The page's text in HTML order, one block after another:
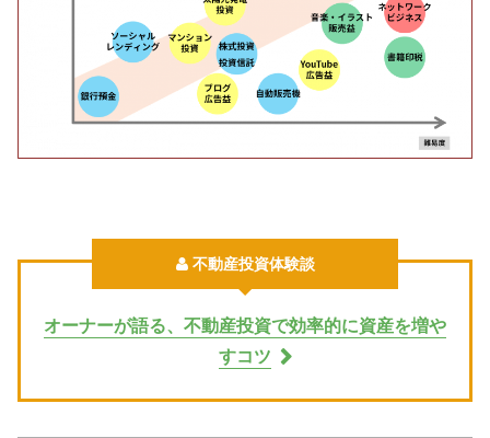
不動産投資体験談
オーナーが語る、不動産投資で効率的に資産を増や
すコツ